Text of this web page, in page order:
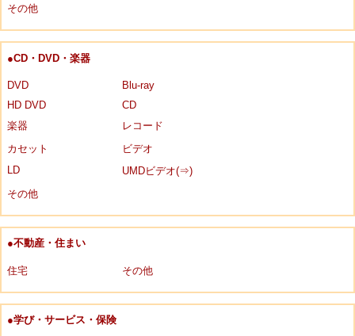
その他
●CD・DVD・楽器
DVD
Blu-ray
HD DVD
CD
楽器
レコード
カセット
ビデオ
LD
UMDビデオ(⇒)
その他
●不動産・住まい
住宅 その他
●学び・サービス・保険